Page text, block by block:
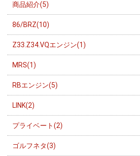
商品紹介(5)
86/BRZ(10)
Z33.Z34.VQエンジン(1)
MRS(1)
RBエンジン(5)
LINK(2)
プライベート(2)
ゴルフネタ(3)